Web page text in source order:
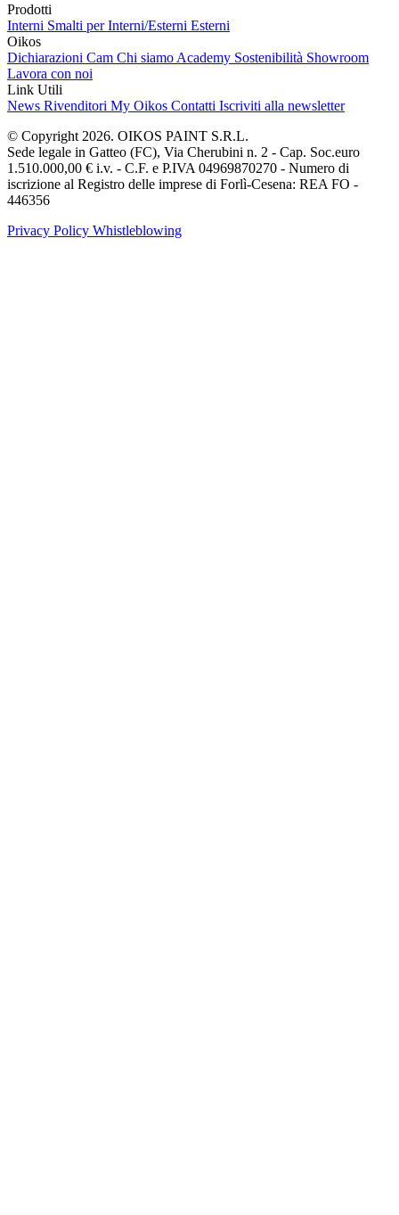
Prodotti
Interni Smalti per Interni/Esterni Esterni
Oikos
Dichiarazioni Cam Chi siamo Academy Sostenibilità Showroom
Lavora con noi
Link Utili
News Rivenditori My Oikos Contatti Iscriviti alla newsletter
© Copyright 2026. OIKOS PAINT S.R.L.
Sede legale in Gatteo (FC), Via Cherubini n. 2 - Cap. Soc.euro
1.510.000,00 € i.v. - C.F. e P.IVA 04969870270 - Numero di
iscrizione al Registro delle imprese di Forlì-Cesena: REA FO -
446356
Privacy Policy Whistleblowing